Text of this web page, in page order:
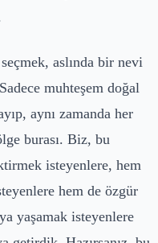
aslında bir nevi
muhteşem doğal
aynı zamanda her
burası. Biz, bu
isteyenlere, hem
hem de özgür
yaşamak isteyenlere